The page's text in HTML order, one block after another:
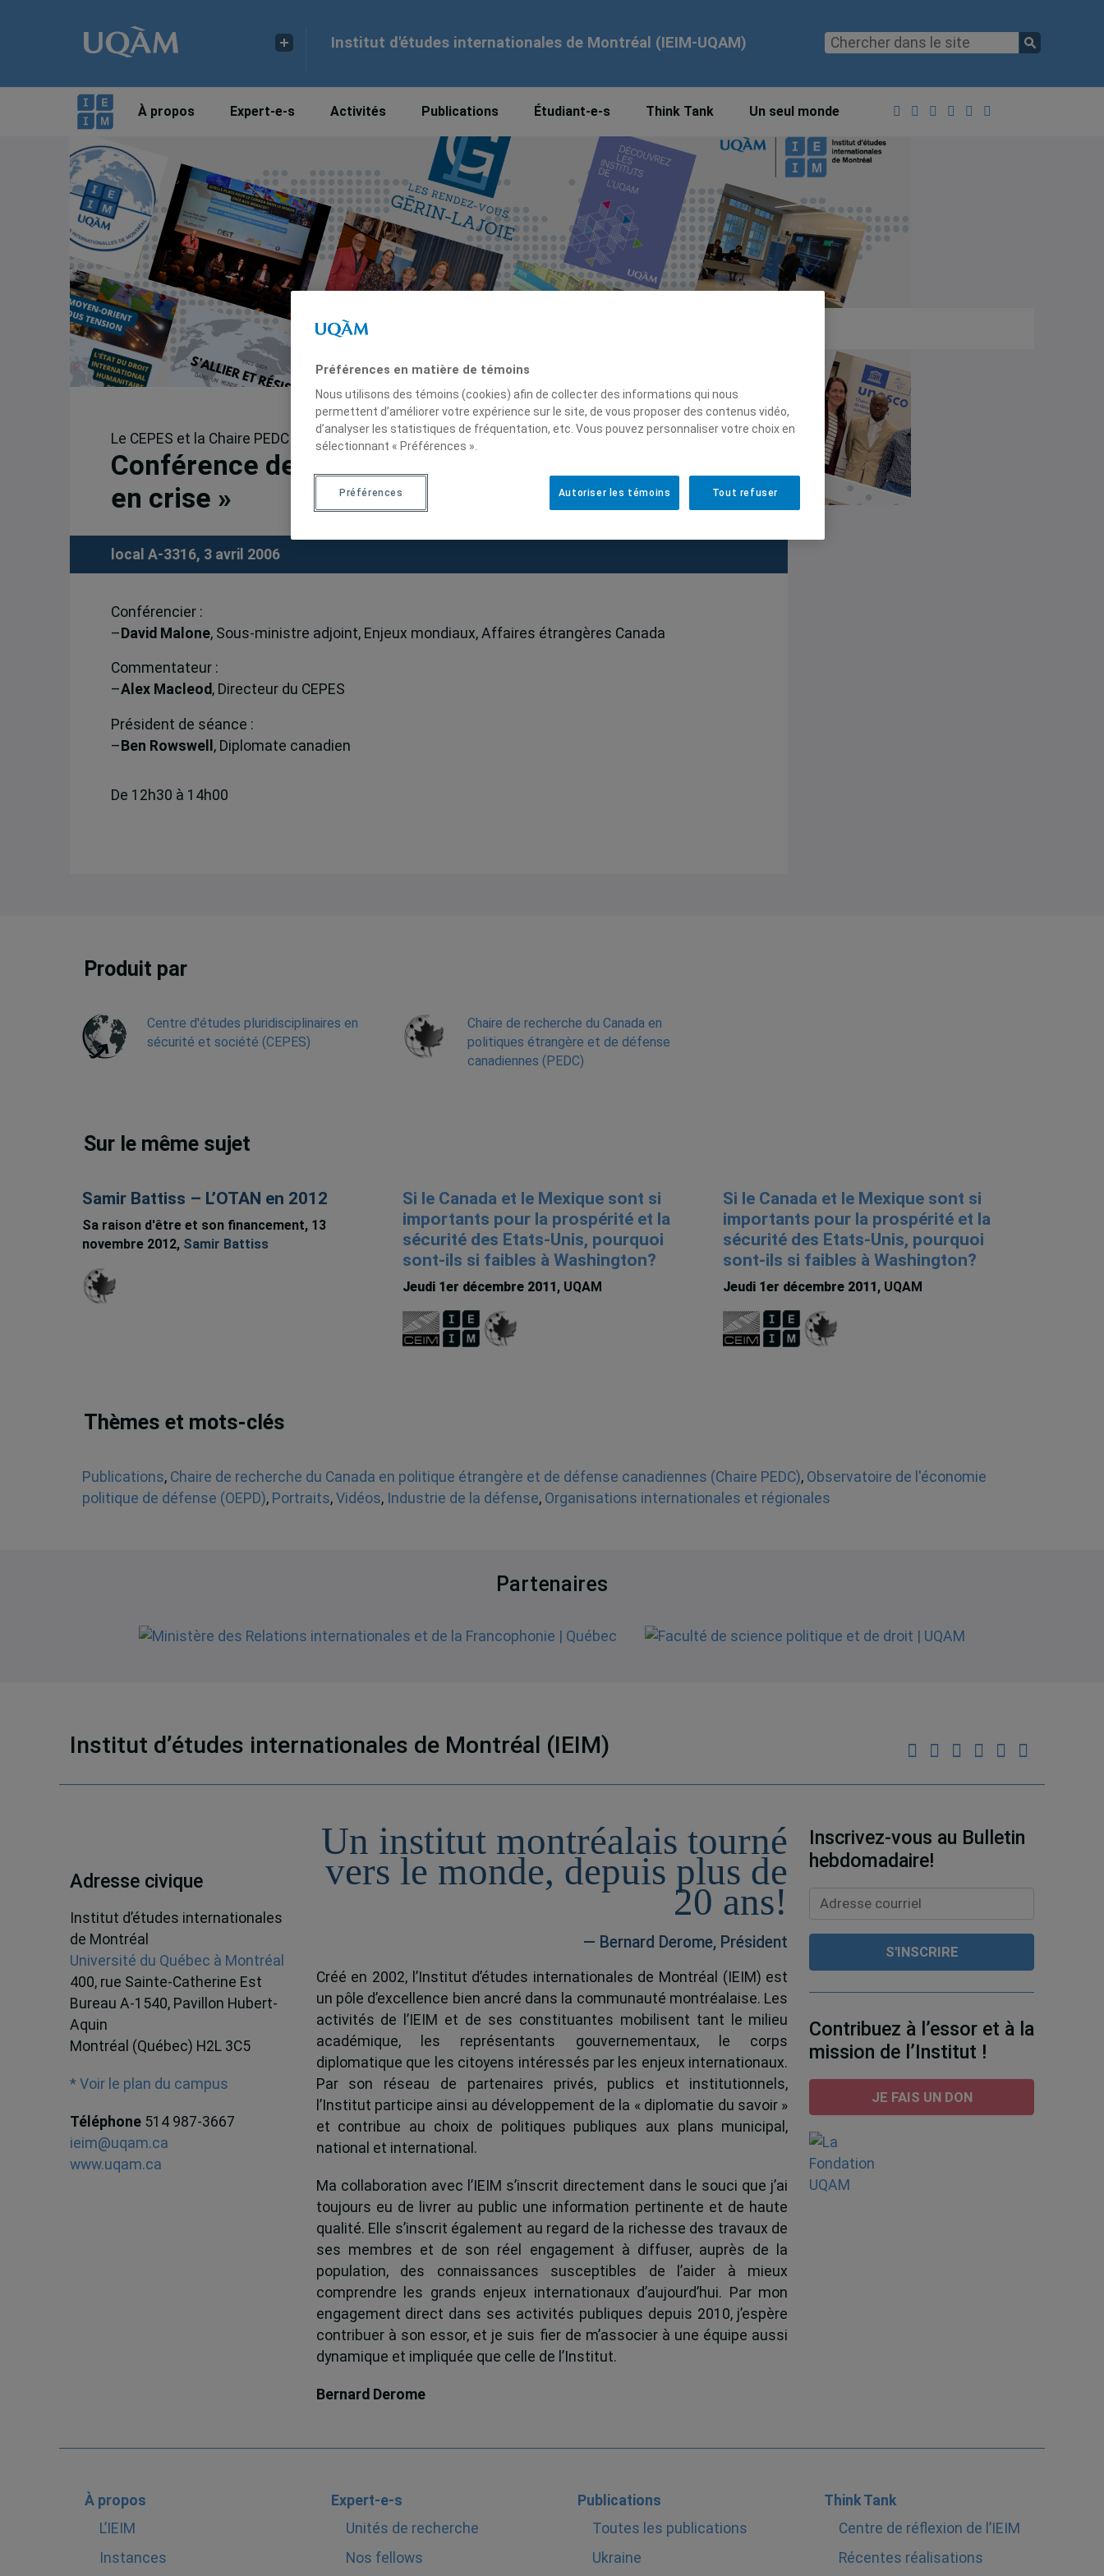
Institut d'études internationales de Montréal (IEIM-UQAM)
À propos Expert-e-s Activités Publications Étudiant-e-s Think Tank Un seul monde
Le CEPES et la Chaire PEDC présente :
Conférence de David Malone « Le multilatéralisme
en crise »
local A-3316, 3 avril 2006
Conférencier :
–David Malone, Sous-ministre adjoint, Enjeux mondiaux, Affaires étrangères Canada
Commentateur :
–Alex Macleod, Directeur du CEPES
Président de séance :
– Ben Rowswell , Diplomate canadien
De 12h30 à 14h00
Produit par
Centre d'études pluridisciplinaires en
sécurité et société (CEPES)
Chaire de recherche du Canada en
politiques étrangère et de défense
canadiennes (PEDC)
Sur le même sujet
Samir Battiss – L’OTAN en 2012
Sa raison d'être et son financement, 13
novembre 2012, Samir Battiss
Si le Canada et le Mexique sont si
importants pour la prospérité et la
sécurité des Etats-Unis, pourquoi
sont-ils si faibles à Washington?
Jeudi 1er décembre 2011, UQAM
Si le Canada et le Mexique sont si
importants pour la prospérité et la
sécurité des Etats-Unis, pourquoi
sont-ils si faibles à Washington?
Jeudi 1er décembre 2011, UQAM
Thèmes et mots-clés
Publications, Chaire de recherche du Canada en politique étrangère et de défense canadiennes (Chaire PEDC), Observatoire de l'économie
politique de défense (OEPD), Portraits, Vidéos, Industrie de la défense, Organisations internationales et régionales
Partenaires
Institut d’études internationales de Montréal (IEIM)
Adresse civique
Institut d’études internationales
de Montréal
Université du Québec à Montréal
400, rue Sainte-Catherine Est
Bureau A-1540, Pavillon Hubert-
Aquin
Montréal (Québec) H2L 3C5
* Voir le plan du campus
Téléphone 514 987-3667
ieim@uqam.ca
www.uqam.ca
Un institut montréalais tourné
vers le monde, depuis plus de
20 ans!
— Bernard Derome, Président
Créé en 2002, l’Institut d’études internationales de Montréal (IEIM) est
un pôle d’excellence bien ancré dans la communauté montréalaise. Les
activités de l’IEIM et de ses constituantes mobilisent tant le milieu
académique, les représentants gouvernementaux, le corps
diplomatique que les citoyens intéressés par les enjeux internationaux.
Par son réseau de partenaires privés, publics et institutionnels,
l’Institut participe ainsi au développement de la « diplomatie du savoir »
et contribue au choix de politiques publiques aux plans municipal,
national et international.
Ma collaboration avec l’IEIM s’inscrit directement dans le souci que j’ai
toujours eu de livrer au public une information pertinente et de haute
qualité. Elle s’inscrit également au regard de la richesse des travaux de
ses membres et de son réel engagement à diffuser, auprès de la
population, des connaissances susceptibles de l’aider à mieux
comprendre les grands enjeux internationaux d’aujourd’hui. Par mon
engagement direct dans ses activités publiques depuis 2010, j’espère
contribuer à son essor, et je suis fier de m’associer à une équipe aussi
dynamique et impliquée que celle de l’Institut.
Bernard Derome
Inscrivez-vous au Bulletin
hebdomadaire!
Contribuez à l’essor et à la
mission de l’Institut !
JE FAIS UN DON
À propos
L’IEIM
Instances
Expert-e-s
Unités de recherche
Nos fellows
Publications
Toutes les publications
Ukraine
Think Tank
Centre de réflexion de l’IEIM
Récentes réalisations
Préférences en matière de témoins
Nous utilisons des témoins (cookies) afin de collecter des informations qui nous
permettent d’améliorer votre expérience sur le site, de vous proposer des contenus vidéo,
d’analyser les statistiques de fréquentation, etc. Vous pouvez personnaliser votre choix en
sélectionnant « Préférences ».
Tout refuser
Autoriser les témoins
Préférences